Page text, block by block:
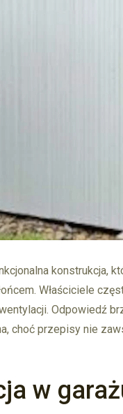
konstrukcja,
Właściciele
Odpowiedź
choć przepisy nie
w